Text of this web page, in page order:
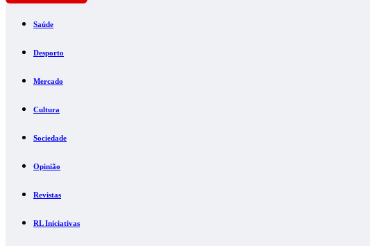
Saúde
Desporto
Mercado
Cultura
Sociedade
Opinião
Revistas
RL Iniciativas